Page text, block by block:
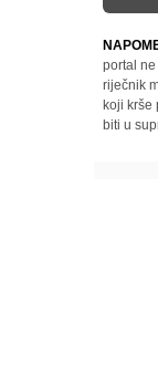
portal
riječnik
koji krše
biti u